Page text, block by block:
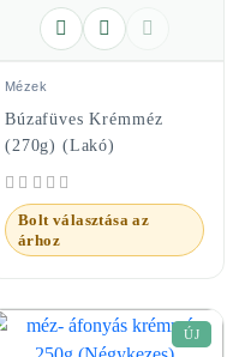
Mézek
Búzafüves Krémméz
(270g) (Lakó)
Bolt választása az
árhoz
ÚJ